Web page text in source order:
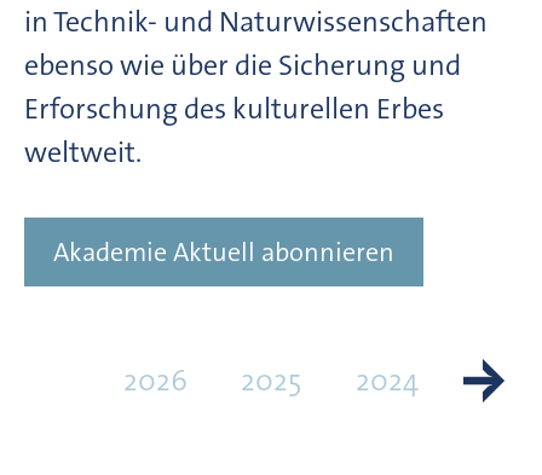
in Technik- und Naturwissenschaften
ebenso wie über die Sicherung und
Erforschung des kulturellen Erbes
weltweit.
Akademie Aktuell abonnieren
2026 2025 2024 2023